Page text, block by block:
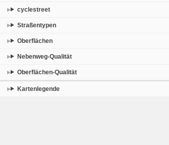
cyclestreet
Straßentypen
Oberflächen
Nebenweg-Qualität
Oberflächen-Qualität
Kartenlegende